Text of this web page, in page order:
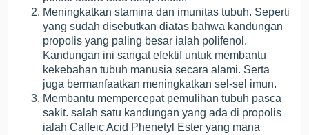
Meningkatkan stamina dan imunitas tubuh. Seperti
yang sudah disebutkan diatas bahwa kandungan
propolis yang paling besar ialah polifenol.
Kandungan ini sangat efektif untuk membantu
kekebahan tubuh manusia secara alami. Serta
juga bermanfaatkan meningkatkan sel-sel imun.
Membantu mempercepat pemulihan tubuh pasca
sakit. salah satu kandungan yang ada di propolis
ialah Caffeic Acid Phenetyl Ester yang mana